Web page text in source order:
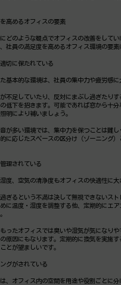
高めるオフィスの要素
どのような観点でオフィスの改善をしてい
社員の満足度を高めるオフィス環境の要素
切に保たれている
基本的な環境は、社員の集中力や疲労感に
不足していたり、反対にまぶし過ぎたり
低下を招きます。可能であれば窓から十分
明により補いましょう。
が多い環境では、集中力を保つことは難
に応じたスペースの区分け（ゾーニング）
理されている
度、空気の清浄度もオフィスの快適性に大
ぎるという不満は決して無視できないス
に温度・湿度を調整する他、定期的にエ
ったオフィスでは臭いや湿気が気になり
原因にもなります。定期的に換気を実施
とが望ましいです。
グがされている
、オフィス内の空間を用途や役割ごとに